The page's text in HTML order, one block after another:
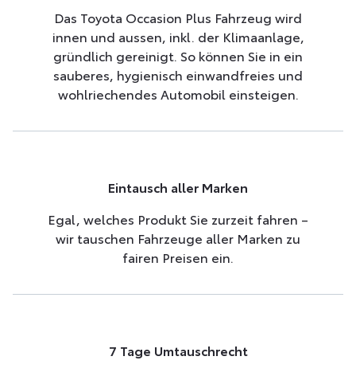
Das Toyota Occasion Plus Fahrzeug wird
innen und aussen, inkl. der Klimaanlage,
gründlich gereinigt. So können Sie in ein
sauberes, hygienisch einwandfreies und
wohlriechendes Automobil einsteigen.
Eintausch aller Marken
Egal, welches Produkt Sie zurzeit fahren –
wir tauschen Fahrzeuge aller Marken zu
fairen Preisen ein.
7 Tage Umtauschrecht